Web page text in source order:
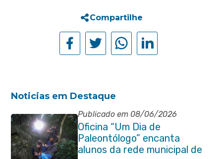
Compartilhe
Noticias em Destaque
Publicado em 08/06/2026
Oficina “Um Dia de
Paleontólogo” encanta
alunos da rede municipal de